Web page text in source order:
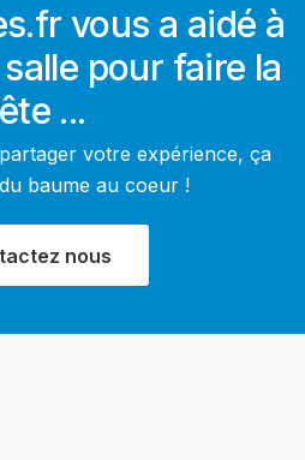
vous a aidé à
pour faire la
...
votre expérience, ça
baume au coeur !
nous